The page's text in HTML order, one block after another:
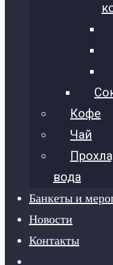
Кофе
Чай
вода
Банкеты и
Новости
Контакты